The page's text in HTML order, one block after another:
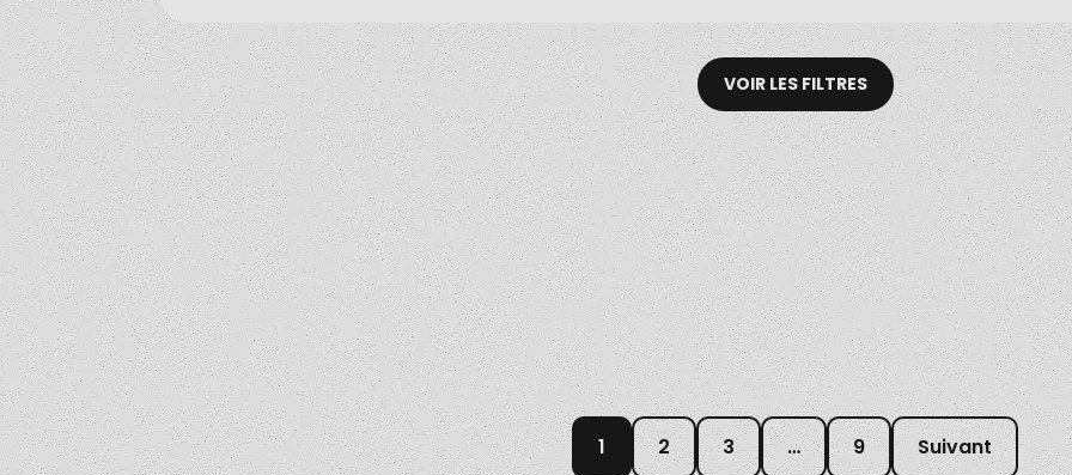
VOIR LES FILTRES
Isneauville : Otocyon, le
cabinet qui réinvente le
soin auditif près de
Rouen
champion aux
WorldSkills au coaching
pour entrepreneurs en
Normandie
l’Atelier Malohe à Caen :
l’histoire inspirante
d’une Normande qui a
osé transformer sa
passion en métier
Lucie de Saint-Etienne :
la réalisatrice
rouennaise qui prouve
qu’on peut faire du
cinéma en Normandie
Olivier Dosseh : une
initiative innovante pour
faciliter le logement des
internes en médecine
avec HomeDoc
Veragrow : le défi de
Théo Saint-Martin pour
une agriculture durable
en Normandie
Margaux Hutyra et Drive
lady révolutionnent le
covoiturage entre
femmes en Normandie
Aimée Ganot : Une
artiste peintre en décor
inspirante à Caen
1 2 3 … 9 Suivant